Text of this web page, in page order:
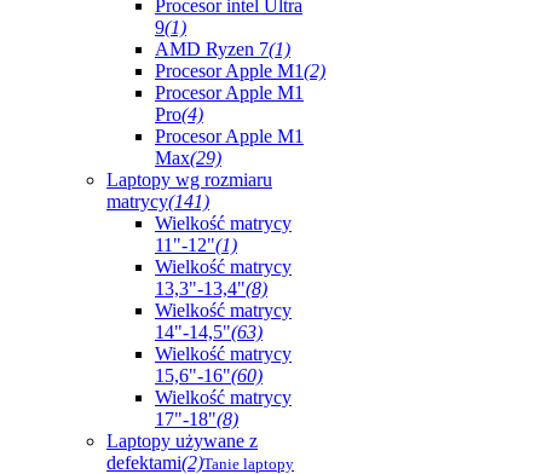
Procesor intel Ultra
9(1)
AMD Ryzen 7(1)
Procesor Apple M1(2)
Procesor Apple M1
Pro(4)
Procesor Apple M1
Max(29)
Laptopy wg rozmiaru
matrycy(141)
Wielkość matrycy
11"-12"(1)
Wielkość matrycy
13,3"-13,4"(8)
Wielkość matrycy
14"-14,5"(63)
Wielkość matrycy
15,6"-16"(60)
Wielkość matrycy
17"-18"(8)
Laptopy używane z
defektami(2)Tanie laptopy